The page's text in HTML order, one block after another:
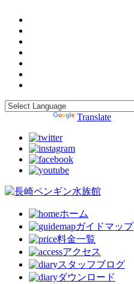
Translate
ホーム
ガイドマップ
料金一覧
アクセス
スタッフブログ
ダウンロード